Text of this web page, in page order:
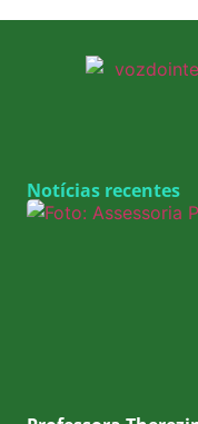
Notícias recentes